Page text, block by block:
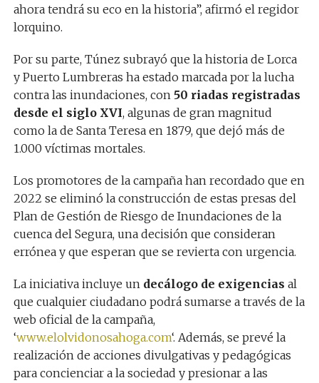
ahora tendrá su eco en la historia”, afirmó el regidor
lorquino.
Por su parte, Túnez subrayó que la historia de Lorca
y Puerto Lumbreras ha estado marcada por la lucha
contra las inundaciones, con 50 riadas registradas
desde el siglo XVI, algunas de gran magnitud
como la de Santa Teresa en 1879, que dejó más de
1.000 víctimas mortales.
Los promotores de la campaña han recordado que en
2022 se eliminó la construcción de estas presas del
Plan de Gestión de Riesgo de Inundaciones de la
cuenca del Segura, una decisión que consideran
errónea y que esperan que se revierta con urgencia.
La iniciativa incluye un decálogo de exigencias al
que cualquier ciudadano podrá sumarse a través de la
web oficial de la campaña,
‘www.elolvidonosahoga.com‘. Además, se prevé la
realización de acciones divulgativas y pedagógicas
para concienciar a la sociedad y presionar a las